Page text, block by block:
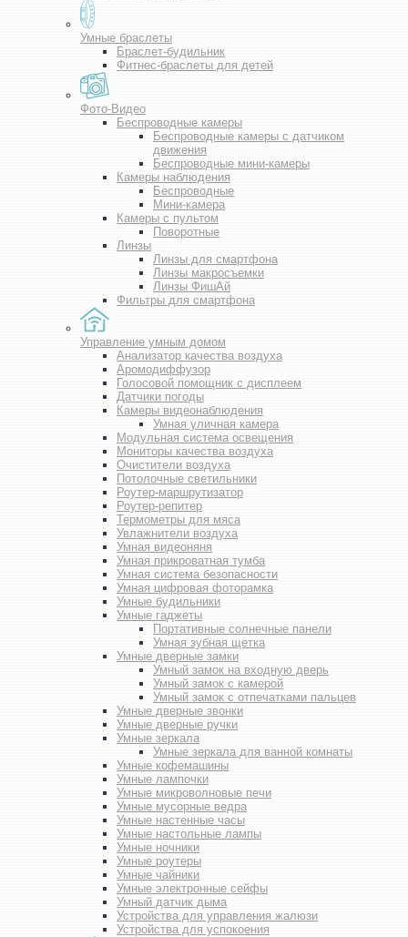
Умные браслеты
Браслет-будильник
Фитнес-браслеты для детей
Фото-Видео
Беспроводные камеры
Беспроводные камеры с датчиком
движения
Беспроводные мини-камеры
Камеры наблюдения
Беспроводные
Мини-камера
Камеры с пультом
Поворотные
Линзы
Линзы для смартфона
Линзы макросъемки
Линзы ФишАй
Фильтры для смартфона
Управление умным домом
Анализатор качества воздуха
Аромодиффузор
Голосовой помощник с дисплеем
Датчики погоды
Камеры видеонаблюдения
Умная уличная камера
Модульная система освещения
Мониторы качества воздуха
Очистители воздуха
Потолочные светильники
Роутер-маршрутизатор
Роутер-репитер
Термометры для мяса
Увлажнители воздуха
Умная видеоняня
Умная прикроватная тумба
Умная система безопасности
Умная цифровая фоторамка
Умные будильники
Умные гаджеты
Портативные солнечные панели
Умная зубная щетка
Умные дверные замки
Умный замок на входную дверь
Умный замок с камерой
Умный замок с отпечатками пальцев
Умные дверные звонки
Умные дверные ручки
Умные зеркала
Умные зеркала для ванной комнаты
Умные кофемашины
Умные лампочки
Умные микроволновые печи
Умные мусорные ведра
Умные настенные часы
Умные настольные лампы
Умные ночники
Умные роутеры
Умные чайники
Умные электронные сейфы
Умный датчик дыма
Устройства для управления жалюзи
Устройства для успокоения